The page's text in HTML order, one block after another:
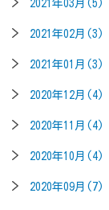
2021年03月(5)
2021年02月(3)
2021年01月(3)
2020年12月(4)
2020年11月(4)
2020年10月(4)
2020年09月(7)